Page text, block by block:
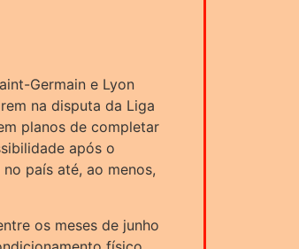
Germain e Lyon
na disputa da Liga
planos de completar
após o
país até, ao menos,
os meses de junho